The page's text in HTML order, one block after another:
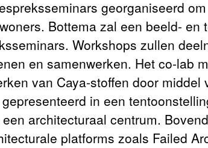
georganiseerd
Bottema zal een beeld-
Workshops zullen
en samenwerken. Het co-lab
van Caya-stoffen door
in een
architecturaal centrum.
platforms zoals Failed